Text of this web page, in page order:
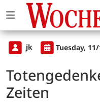
jk Tuesday,
Zeiten